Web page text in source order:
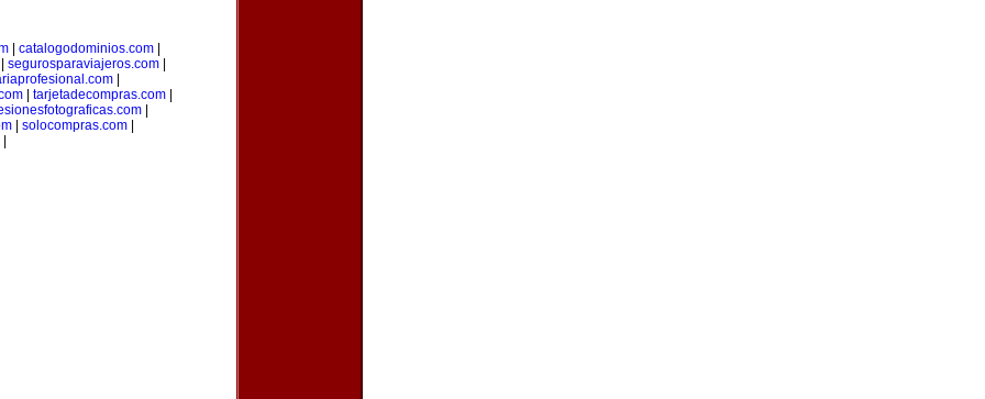
catalogodominios.com
segurosparaviajeros.com
|
| tarjetadecompras.com|
|
solocompras.com